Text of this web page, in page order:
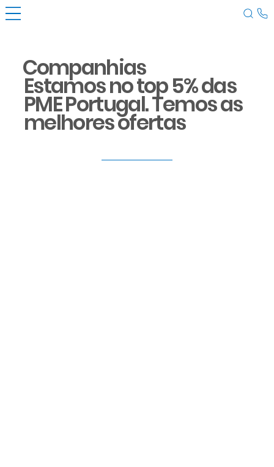
Companhias
Estamos no top 5% das
PME Portugal. Temos as
melhores ofertas